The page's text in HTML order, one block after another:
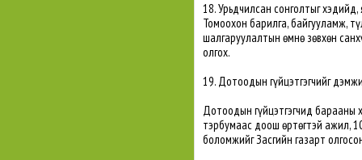
18. Урьдчилсан сонголтыг
Томоохон барилга, байгууламж,
шалгаруулалтын өмнө зөвхөн
олгох.
19. Дотоодын гүйцэтгэгчийг
Дотоодын гүйцэтгэгчид барааны
тэрбумаас доош өртөгтэй ажил,
боломжийг Засгийн газарт